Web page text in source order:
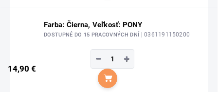
Farba: Čierna, Veľkosť: PONY
DOSTUPNÉ DO 15 PRACOVNÝCH DNÍ | 0361191150200
14,90 €
+
−
Do košíka